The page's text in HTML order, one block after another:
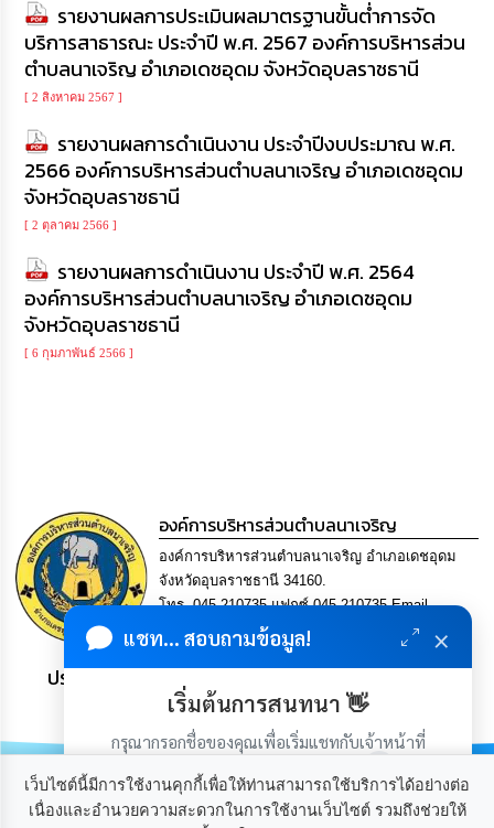
กิจการ
สภา
กิจการ
สภา
ท้อง
ถิ่น
ของ
การ
จัดการ
ความ
รู้
รายงานผลการประเมินผลมาตรฐานขั้นต่ำการจัด
บริการสาธารณะ ประจำปี พ.ศ. 2567 องค์การบริหารส่วน
ตำบลนาเจริญ อำเภอเดชอุดม จังหวัดอุบลราชธานี
[ 2 สิงหาคม 2567 ]
รายงานผลการดำเนินงาน ประจำปีงบประมาณ พ.ศ.
2566 องค์การบริหารส่วนตำบลนาเจริญ อำเภอเดชอุดม
จังหวัดอุบลราชธานี
[ 2 ตุลาคม 2566 ]
รายงานผลการดำเนินงาน ประจำปี พ.ศ. 2564
องค์การบริหารส่วนตำบลนาเจริญ อำเภอเดชอุดม
จังหวัดอุบลราชธานี
[ 6 กุมภาพันธ์ 2566 ]
แชท... สอบถามข้อมูล! ×
เริ่มต้นการสนทนา 👋
กรุณากรอกชื่อของคุณเพื่อเริ่มแชทกับเจ้าหน้าที่
องค์การบริหารส่วนตำบลนาเจริญ
องค์การบริหารส่วนตำบลนาเจริญ อำเภอเดชอุดม
จังหวัดอุบลราชธานี 34160.
โทร. 045-210735 แฟกซ์ 045-210735 Email
saraban@nacharoen.go.th
ประชาชน มีภูมิคุ้มกัน พึ่งพาตนเอง พอเพียง เป็นสุข
เว็บไซต์นี้มีการใช้งานคุกกี้เพื่อให้ท่านสามารถใช้บริการได้อย่างต่อ
เนื่องและอำนวยความสะดวกในการใช้งานเว็บไซต์ รวมถึงช่วยให้